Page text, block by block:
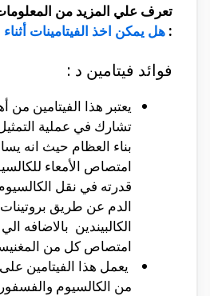
تعرف علي المزيد من المعلومات
: هل يمكن اخذ الفيتامينات
فوائد فيتامين د :
يعتبر هذا الفيتامين من
تشارك في عملية
بناء العظام حيث انه
امتصاص الأمعاء
قدرته في نقل
الدم عن طريق
الكالبيندين بالاضافه
امتصاص كل من
يعمل هذا الفيتامين
من الكالسيوم